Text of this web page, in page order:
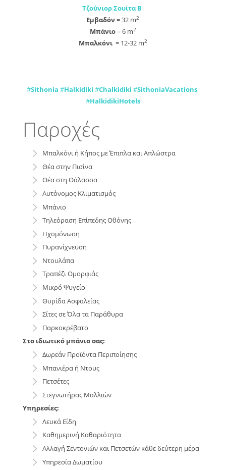
Τζούνιορ Σουίτα Β
Εμβαδόν= 32 m2
Μπάνιο= 6 m2
Μπαλκόνι= 12-32 m2
#Sithonia #Halkidiki #Chalkidiki #SithoniaVacations,
#HalkidikiHotels
Παροχές
Μπαλκόνι ή Κήπος με Έπιπλα και Απλώστρα
Θέα στην Πισίνα
Θέα στη Θάλασσα
Αυτόνομος Κλιματισμός
Μπάνιο
Τηλεόραση Επίπεδης Οθόνης
Ηχομόνωση
Πυρανίχνευση
Ντουλάπα
Τραπέζι Ομορφιάς
Μικρό Ψυγείο
Θυρίδα Ασφαλείας
Σίτες σε Όλα τα Παράθυρα
Παρκοκρέβατο
Στο ιδιωτικό μπάνιο σας:
Δωρεάν Προϊόντα Περιποίησης
Μπανιέρα ή Ντους
Πετσέτες
Στεγνωτήρας Μαλλιών
Υπηρεσίες:
Λευκά Είδη
Καθημερινή Καθαριότητα
Αλλαγή Σεντονιών και Πετσετών κάθε δεύτερη μέρα
Υπηρεσία Δωματίου